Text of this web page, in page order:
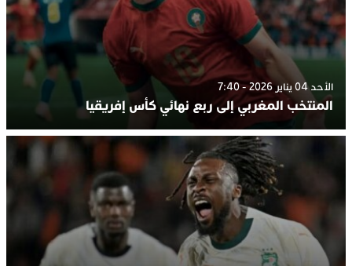
الأحد 04 يناير 2026 - 7:40
المنتخب المغربي إلى ربع نهائي كأس إفريقيا